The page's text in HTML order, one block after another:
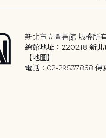
新北市立圖書館 版權所
總館地址：220218 新
【地圖】
電話：02-29537868 傳